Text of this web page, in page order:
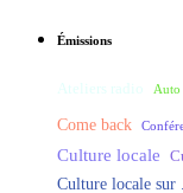
Émissions
Ateliers radio Auto
Come back
Culture locale
Culture locale sur